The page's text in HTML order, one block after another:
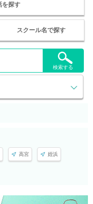
を探す
スクール名で探す
検索する
高宮 姪浜